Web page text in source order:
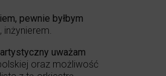
pewnie byłbym
inżynierem.
uważam
oraz możliwość